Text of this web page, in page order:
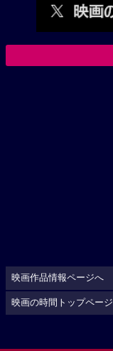
映画作品情報ページへ
映画の時間トップペー